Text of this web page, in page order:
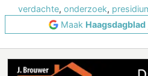
verdachte, onderzoek,
Maak Haagsdagblad